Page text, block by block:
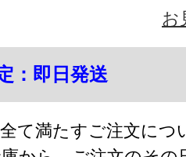
お
：即日発送
て満たすご注文につ